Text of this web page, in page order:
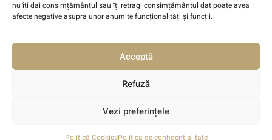
nu îți dai consimțământul sau îți retragi consimțământul dat poate avea
afecte negative asupra unor anumite funcționalități și funcții.
Acceptă
Refuză
Vezi preferințele
Politică CookiesPolitica de confidențialitate
Politica de anulare comandă
Politica GDPR
Copyright © 2026 Cuvinte Aurite, Toate drepturile sunt
rezervate. Designed with ❤️ by